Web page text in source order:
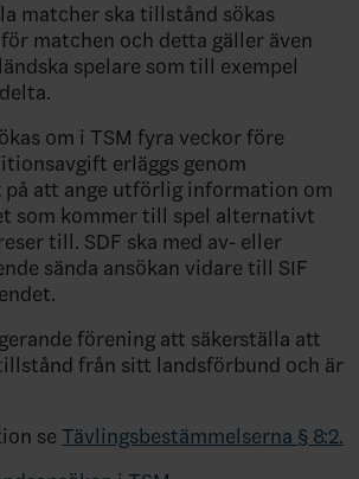
matcher ska tillstånd sökas
matchen och detta gäller även
spelare som till exempel
om i TSM fyra veckor före
erläggs genom
på att ange utförlig information om
som kommer till spel alternativt
till. SDF ska med av- eller
sända ansökan vidare till SIF
förening att säkerställa att
från sitt landsförbund och är
se Tävlingsbestämmelserna § 8:2.